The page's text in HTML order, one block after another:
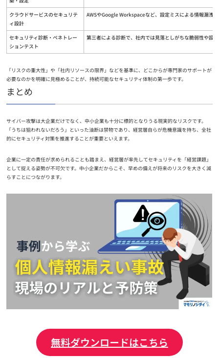
クラウドサービスのセキュリテ
ィ設計
AWSやGoogle Workspaceなど、設定ミスによる情報漏洩
セキュリティ診断・ペネトレー
ションテスト
第三者による診断で、社内では見落としがちな脆弱性や設
「リスクの重大性」や「社内リソースの限界」などを基準に、どこからが専門家のサポートが
必要なのかを明確に見極めることが、持続可能なセキュリティ体制の第一歩です。
まとめ
サイバー攻撃は大企業だけでなく、中小企業も十分に標的となりうる現実的なリスクです。
「うちは狙われないだろう」といった油断は禁物であり、経営層自らが危機意識を持ち、全社
的にセキュリティ対策を推進することが重要といえます。
企業に一定の責任が求められることも踏まえ、経営層が率先してセキュリティを「経営課題」
として捉える姿勢が不可欠です。中小企業だからこそ、早めの備えが将来のリスクを大きく減
らすことにつながります。
無料ダウンロードはこちら